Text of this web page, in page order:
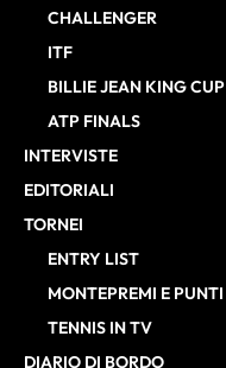
CHALLENGER
ITF
BILLIE JEAN KING CUP
ATP FINALS
INTERVISTE
EDITORIALI
TORNEI
ENTRY LIST
MONTEPREMI E PUNTI
TENNIS IN TV
DIARIO DI BORDO